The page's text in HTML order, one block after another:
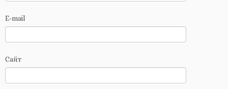
E-mail
Сайт